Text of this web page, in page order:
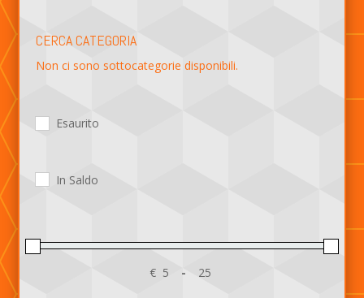
CERCA CATEGORIA
Non ci sono sottocategorie disponibili.
Esaurito
In Saldo
€
Minimum Price
-
Maximum Price